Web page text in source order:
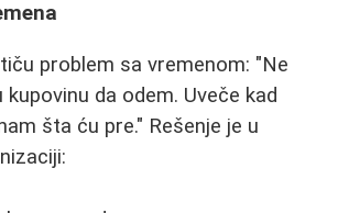
problem sa vremenom: "Ne
da odem. Uveče kad
šta ću pre." Rešenje je u